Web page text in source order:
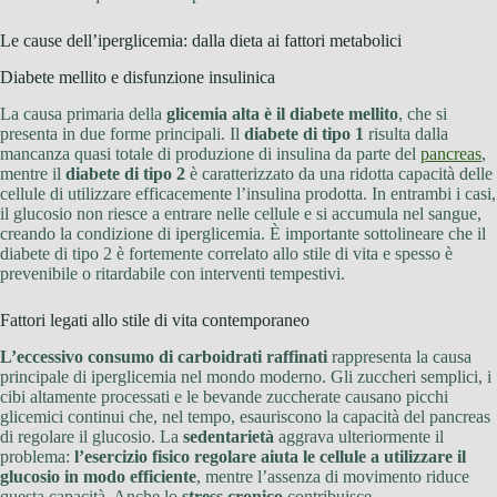
Le cause dell’iperglicemia: dalla dieta ai fattori metabolici
Diabete mellito e disfunzione insulinica
La causa primaria della glicemia alta è il diabete mellito, che si
presenta in due forme principali. Il diabete di tipo 1 risulta dalla
mancanza quasi totale di produzione di insulina da parte del pancreas,
mentre il diabete di tipo 2 è caratterizzato da una ridotta capacità delle
cellule di utilizzare efficacemente l’insulina prodotta. In entrambi i casi,
il glucosio non riesce a entrare nelle cellule e si accumula nel sangue,
creando la condizione di iperglicemia. È importante sottolineare che il
diabete di tipo 2 è fortemente correlato allo stile di vita e spesso è
prevenibile o ritardabile con interventi tempestivi.
Fattori legati allo stile di vita contemporaneo
L’eccessivo consumo di carboidrati raffinati rappresenta la causa
principale di iperglicemia nel mondo moderno. Gli zuccheri semplici, i
cibi altamente processati e le bevande zuccherate causano picchi
glicemici continui che, nel tempo, esauriscono la capacità del pancreas
di regolare il glucosio. La sedentarietà aggrava ulteriormente il
problema: l’esercizio fisico regolare aiuta le cellule a utilizzare il
glucosio in modo efficiente, mentre l’assenza di movimento riduce